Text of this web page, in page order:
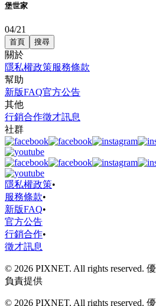
堡世家
04/21
首頁 搜尋
關於
隱私權政策服務條款
幫助
新版FAQ官方公告
其他
行銷合作徵才訊息
社群
隱私權政策•
服務條款•
新版FAQ•
官方公告
行銷合作•
徵才訊息
© 2026 PIXNET. All rights reserved.
負責提供
© 2026 PIXNET. All rights reserved.